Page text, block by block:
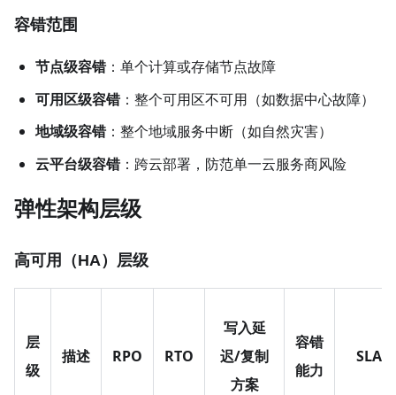
容错范围
节点级容错​：单个计算或存储节点故障
可用区级容错​：整个可用区不可用（如数据中心故障）
地域级容错​：整个地域服务中断（如自然灾害）
云平台级容错​：跨云部署，防范单一云服务商风险
弹性架构层级
高可用（HA）层级
层
级
描述 RPO RTO
写入延
迟/复制
方案
容错
能力
SLA